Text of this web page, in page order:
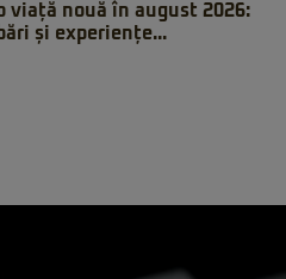
viață nouă în august 2026:
și experiențe...